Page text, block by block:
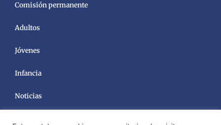
Comisión permanente
Adultos
Jóvenes
Infancia
Noticias